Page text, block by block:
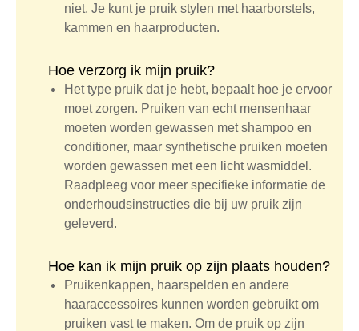
niet. Je kunt je pruik stylen met haarborstels,
kammen en haarproducten.
Hoe verzorg ik mijn pruik?
Het type pruik dat je hebt, bepaalt hoe je ervoor
moet zorgen. Pruiken van echt mensenhaar
moeten worden gewassen met shampoo en
conditioner, maar synthetische pruiken moeten
worden gewassen met een licht wasmiddel.
Raadpleeg voor meer specifieke informatie de
onderhoudsinstructies die bij uw pruik zijn
geleverd.
Hoe kan ik mijn pruik op zijn plaats houden?
Pruikenkappen, haarspelden en andere
haaraccessoires kunnen worden gebruikt om
pruiken vast te maken. Om de pruik op zijn